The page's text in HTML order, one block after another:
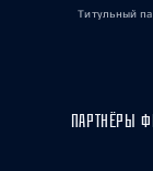
Титульный
ПАРТНЁРЫ